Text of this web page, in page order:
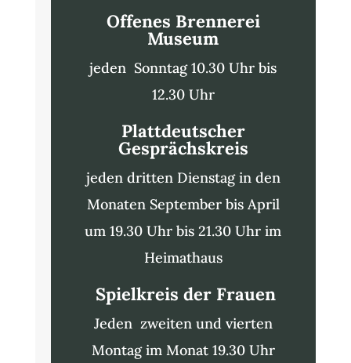
Offenes Brennerei
Museum
jeden Sonntag 10.30 Uhr bis
12.30 Uhr
Plattdeutscher
Gesprächskreis
jeden dritten Dienstag in den
Monaten September bis April
um 19.30 Uhr bis 21.30 Uhr im
Heimathaus
Spielkreis der Frauen
Jeden zweiten und vierten
Montag im Monat 19.30 Uhr